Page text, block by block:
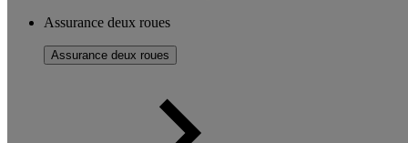
Assurance deux roues
Assurance deux roues